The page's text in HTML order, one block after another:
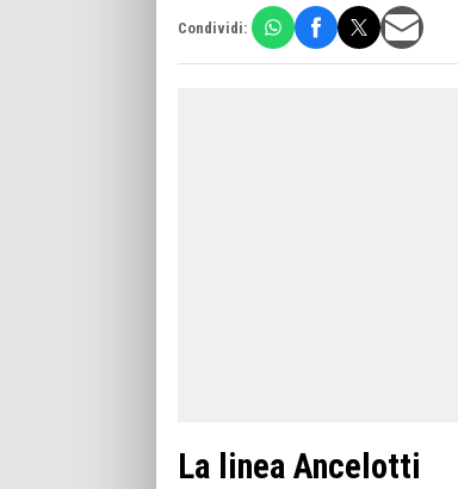
Condividi:
La linea Ancelotti